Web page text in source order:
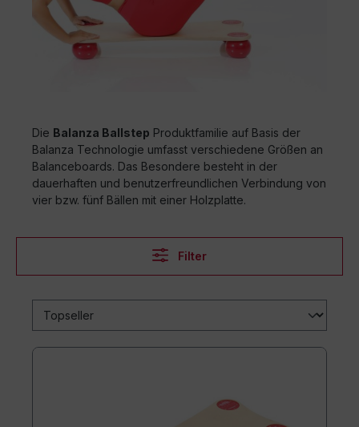
Die Balanza Ballstep Produktfamilie auf Basis der
Balanza Technologie umfasst verschiedene Größen an
Balanceboards. Das Besondere besteht in der
dauerhaften und benutzerfreundlichen Verbindung von
vier bzw. fünf Bällen mit einer Holzplatte.
Filter